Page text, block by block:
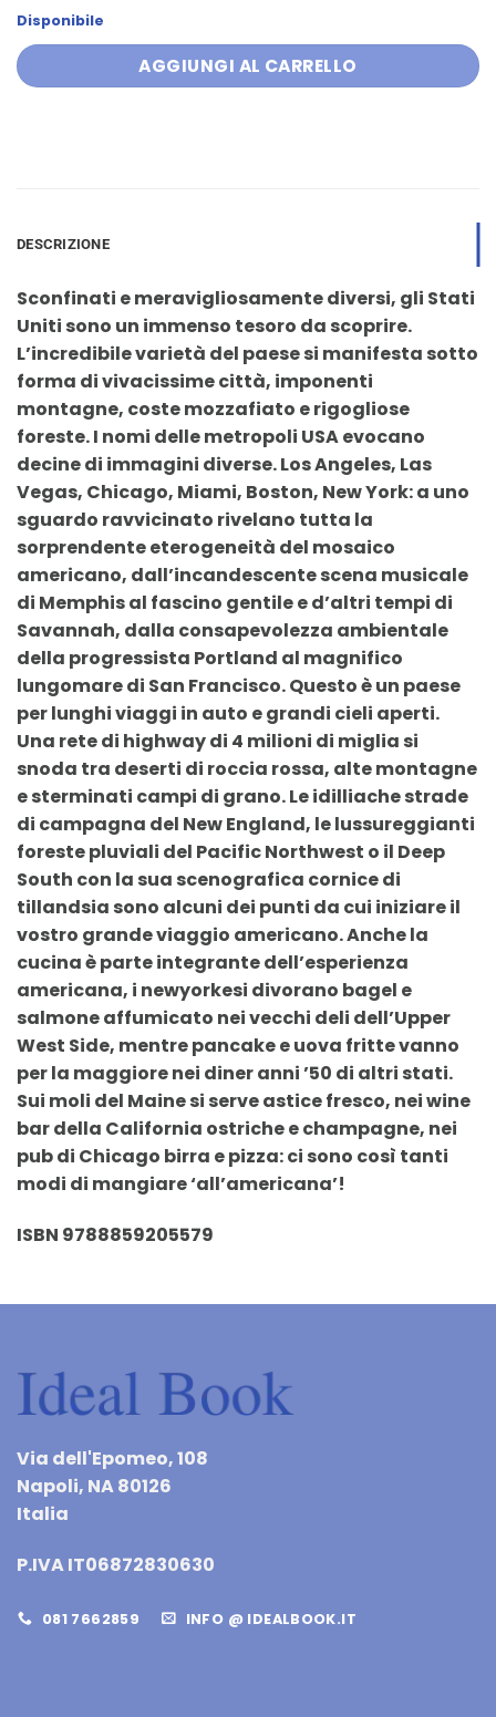
Disponibile
AGGIUNGI AL CARRELLO
DESCRIZIONE
Sconfinati e meravigliosamente diversi, gli Stati
Uniti sono un immenso tesoro da scoprire.
L’incredibile varietà del paese si manifesta sotto
forma di vivacissime città, imponenti
montagne, coste mozzafiato e rigogliose
foreste. I nomi delle metropoli USA evocano
decine di immagini diverse. Los Angeles, Las
Vegas, Chicago, Miami, Boston, New York: a uno
sguardo ravvicinato rivelano tutta la
sorprendente eterogeneità del mosaico
americano, dall’incandescente scena musicale
di Memphis al fascino gentile e d’altri tempi di
Savannah, dalla consapevolezza ambientale
della progressista Portland al magnifico
lungomare di San Francisco. Questo è un paese
per lunghi viaggi in auto e grandi cieli aperti.
Una rete di highway di 4 milioni di miglia si
snoda tra deserti di roccia rossa, alte montagne
e sterminati campi di grano. Le idilliache strade
di campagna del New England, le lussureggianti
foreste pluviali del Pacific Northwest o il Deep
South con la sua scenografica cornice di
tillandsia sono alcuni dei punti da cui iniziare il
vostro grande viaggio americano. Anche la
cucina è parte integrante dell’esperienza
americana, i newyorkesi divorano bagel e
salmone affumicato nei vecchi deli dell’Upper
West Side, mentre pancake e uova fritte vanno
per la maggiore nei diner anni ’50 di altri stati.
Sui moli del Maine si serve astice fresco, nei wine
bar della California ostriche e champagne, nei
pub di Chicago birra e pizza: ci sono così tanti
modi di mangiare ‘all’americana’!
ISBN 9788859205579
Via dell'Epomeo, 108
Napoli, NA 80126
Italia
P.IVA IT06872830630
081 7662859 INFO @ IDEALBOOK.IT